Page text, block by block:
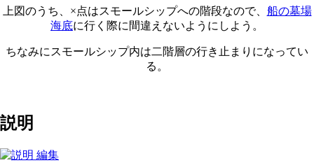
上図のうち、×点はスモールシップへの階段なので、 船の墓場
海底に行く際に間違えないようにしよう。
ちなみにスモールシップ内は二階層の行き止まりになってい
る。
説明